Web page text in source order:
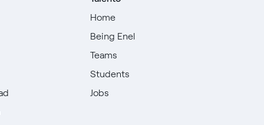
Home
Being Enel
Teams
Students
Jobs